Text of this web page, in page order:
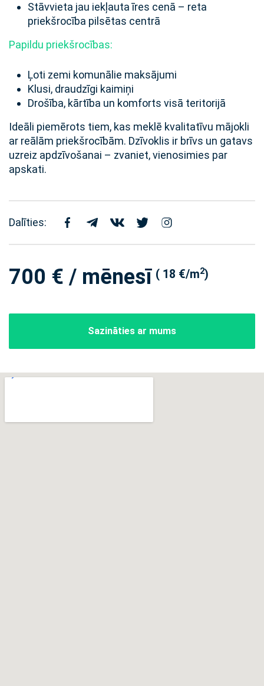
Stāvvieta jau iekļauta īres cenā – reta
priekšrocība pilsētas centrā
Papildu priekšrocības:
Ļoti zemi komunālie maksājumi
Klusi, draudzīgi kaimiņi
Drošība, kārtība un komforts visā teritorijā
Ideāli piemērots tiem, kas meklē kvalitatīvu mājokli
ar reālām priekšrocībām. Dzīvoklis ir brīvs un gatavs
uzreiz apdzīvošanai – zvaniet, vienosimies par
apskati.
Dalīties:
700 € / mēnesī ( 18 €/m2)
Sazināties ar mums